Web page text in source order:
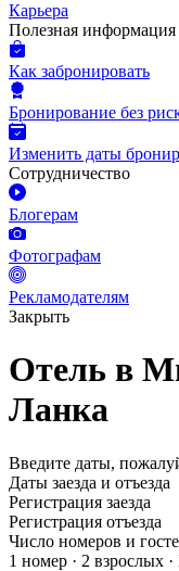
Карьера
Полезная информация
Как забронировать
Бронирование без
Изменить даты
Сотрудничество
Блогерам
Фотографам
Рекламодателям
Закрыть
Отель в
Ланка
Введите даты,
Даты заезда и отъезда
Регистрация заезда
Регистрация отъезда
Число номеров и
1 номер · 2 взрослых ·